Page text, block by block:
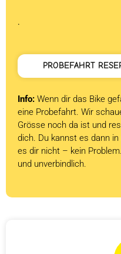
.
PROBEFAHRT
Info: Wenn dir das Bike
eine Probefahrt. Wir
Grösse noch da ist und
dich. Du kannst es dann
es dir nicht – kein
und unverbindlich.